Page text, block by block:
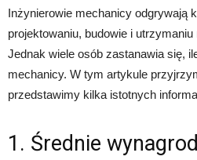
Inżynierowie mechanicy odgrywają
projektowaniu, budowie i
Jednak wiele osób zastanawia się,
mechanicy. W tym artykule
przedstawimy kilka istotnych
1. Średnie